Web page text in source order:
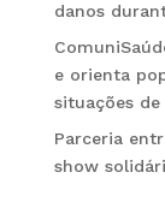
danos
e orienta
situações
Parceria
show